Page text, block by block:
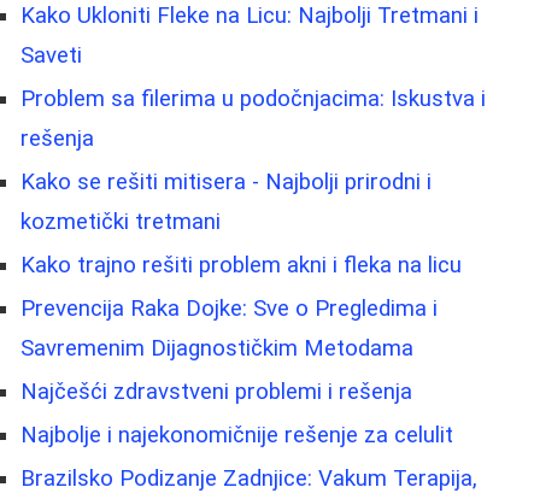
Kako Ukloniti Fleke na Licu: Najbolji Tretmani i
Saveti
Problem sa filerima u podočnjacima: Iskustva i
rešenja
Kako se rešiti mitisera - Najbolji prirodni i
kozmetički tretmani
Kako trajno rešiti problem akni i fleka na licu
Prevencija Raka Dojke: Sve o Pregledima i
Savremenim Dijagnostičkim Metodama
Najčešći zdravstveni problemi i rešenja
Najbolje i najekonomičnije rešenje za celulit
Brazilsko Podizanje Zadnjice: Vakum Terapija,